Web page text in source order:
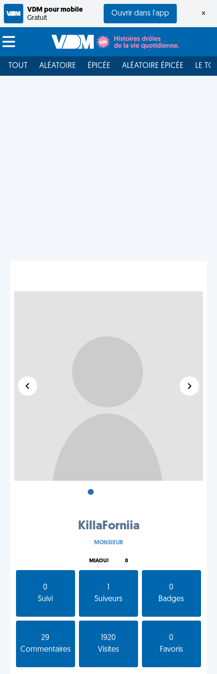
VDM pour mobile
Gratuit
Ouvrir dans l'app ×
TOUT ALÉATOIRE ÉPICÉE ALÉATOIRE ÉPICÉE LE
•
KillaForniia
MONSIEUR
MIAOU! 0
0
Suivi
Suiveurs
0
Badges
29
Commentaires
1920
Visites
0
Favoris